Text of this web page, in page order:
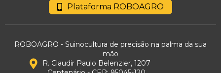
Plataforma ROBOAGRO
ROBOAGRO - Suinocultura de precisão na palma da sua
mão
R. Claudir Paulo Belenzier, 1207